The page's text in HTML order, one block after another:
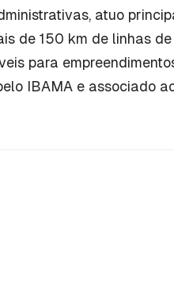
atuo
de 150 km de linhas
para
IBAMA e associado